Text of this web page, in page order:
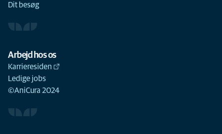
Dit besøg
Arbejd hos os
Karrieresiden
Ledige jobs
©AniCura 2024